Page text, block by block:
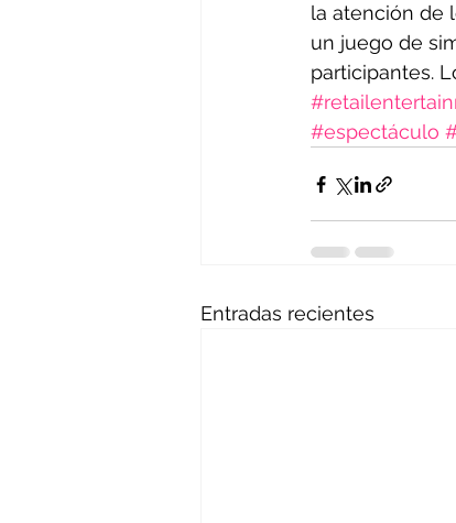
la atención de
un juego de
participantes.
#espectáculo
Entradas recientes